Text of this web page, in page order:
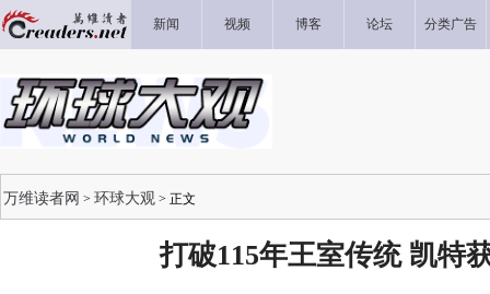
新闻 视频 博客 论坛 分类广告
万维读者网 > 环球大观 > 正文
打破115年王室传统 凯特